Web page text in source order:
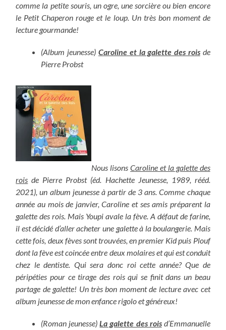
comme la petite souris, un ogre, une sorcière ou bien encore
le Petit Chaperon rouge et le loup. Un très bon moment de
lecture gourmande!
(Album jeunesse) Caroline et la galette des roisde
Pierre Probst
Nous lisonsCaroline et la galette des
rois de Pierre Probst (éd. Hachette Jeunesse, 1989, rééd.
2021), un album jeunesse à partir de 3 ans. Comme chaque
année au mois de janvier, Caroline et ses amis préparent la
galette des rois. Mais Youpi avale la fève. A défaut de farine,
il est décidé d’aller acheter une galette à la boulangerie. Mais
cette fois, deux fèves sont trouvées, en premier Kid puis Plouf
dont la fève est coincée entre deux molaires et qui est conduit
chez le dentiste. Qui sera donc roi cette année? Que de
péripéties pour ce tirage des rois qui se finit dans un beau
partage de galette! Un très bon moment de lecture avec cet
album jeunesse de mon enfance rigolo et généreux!
(Roman jeunesse)La galette des roisd’Emmanuelle